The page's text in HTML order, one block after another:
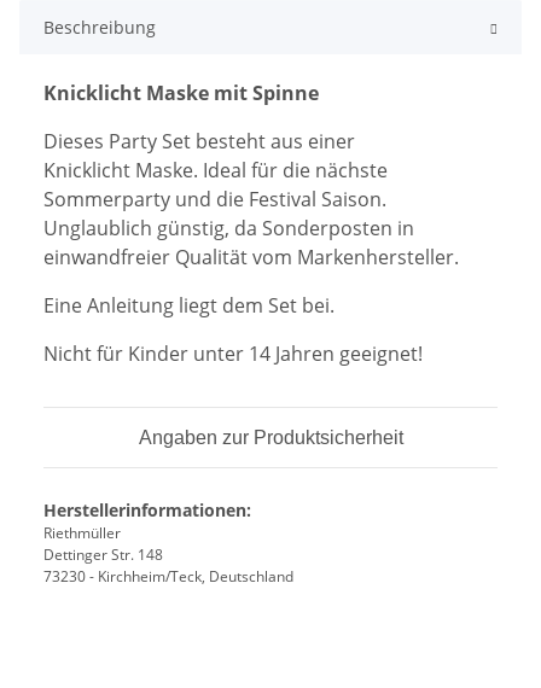
Beschreibung
Knicklicht Maske mit Spinne
Dieses Party Set besteht aus einer
Knicklicht Maske. Ideal für die nächste
Sommerparty und die Festival Saison.
Unglaublich günstig, da Sonderposten in
einwandfreier Qualität vom Markenhersteller.
Eine Anleitung liegt dem Set bei.
Nicht für Kinder unter 14 Jahren geeignet!
Angaben zur Produktsicherheit
Herstellerinformationen:
Riethmüller
Dettinger Str. 148
73230 - Kirchheim/Teck, Deutschland